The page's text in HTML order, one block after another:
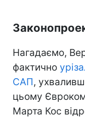
Нагадаємо,
фактично
САП,
цьому
Марта Кос